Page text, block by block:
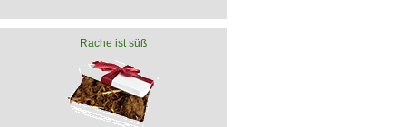
Rache ist süß